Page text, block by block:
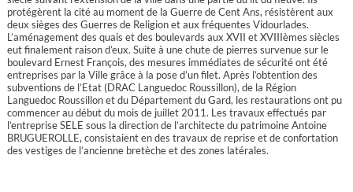
protégèrent la cité au moment de la Guerre de Cent Ans, résistèrent aux
deux sièges des Guerres de Religion et aux fréquentes Vidourlades.
L’aménagement des quais et des boulevards aux XVII et XVIIIèmes siècles
eut finalement raison d’eux. Suite à une chute de pierres survenue sur le
boulevard Ernest François, des mesures immédiates de sécurité ont été
entreprises par la Ville grâce à la pose d’un filet. Après l’obtention des
subventions de l’Etat (DRAC Languedoc Roussillon), de la Région
Languedoc Roussillon et du Département du Gard, les restaurations ont pu
commencer au début du mois de juillet 2011. Les travaux effectués par
l’entreprise SELE sous la direction de l’architecte du patrimoine Antoine
BRUGUEROLLE, consistaient en des travaux de reprise et de confortation
des vestiges de l’ancienne bretèche et des zones latérales.